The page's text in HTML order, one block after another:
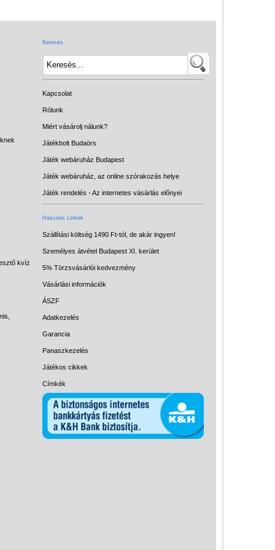
kvíz
Keresés
Kapcsolat
Rólunk
Miért vásárolj nálunk?
Játékbolt Budaörs
Játék webáruház Budapest
Játék webáruház, az online szórakozás helye
Játék rendelés - Az internetes vásárlás előnyei
Hasznos Linkek
Szállítási költség 1490 Ft-tól, de akár ingyen!
Személyes átvétel Budapest XI. kerület
5% Törzsvásárlói kedvezmény
Vásárlási információk
ÁSZF
Adatkezelés
Garancia
Panaszkezelés
Játékos cikkek
Címkék
Intelligens gyurma
Licenszes TOP
gyerekajándékok
LOGICO
LÜK
Papírszínház
Pixelhobby